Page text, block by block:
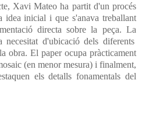
Xavi Mateo ha partit d'un procés
idea inicial i que s'anava treballant
directasobre la peça. La
d'ubicaciódels diferents
obra. El paper ocupa pràcticament
(en menor mesura) i finalment,
uen els detalls fonamentals del